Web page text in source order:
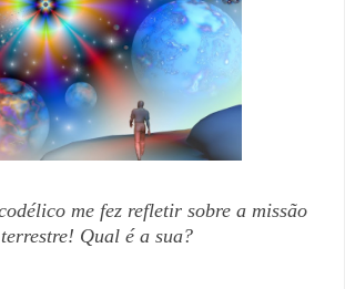
me fez refletir sobre a missão
terrestre! Qual é a sua?